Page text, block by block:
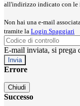
all'indirizzo indicato con le
Non hai una e-mail
tramite la Login Spaggiari
E-mail inviata, si prega
Errore
Chiudi
Successo